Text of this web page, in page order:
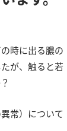
時に出る膿の
が、触ると若
常）について